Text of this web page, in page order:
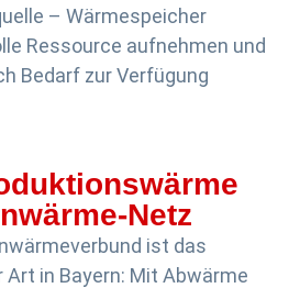
– Wärmespeicher
Ressource aufnehmen und
Bedarf zur Verfügung
Netz
ist das
in Bayern: Mit Abwärme